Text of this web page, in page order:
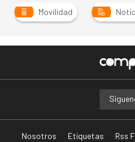
Movilidad
Nosotros Etiquetas Rss